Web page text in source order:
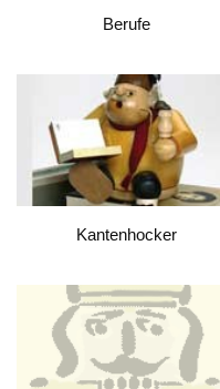
Berufe
Kantenhocker